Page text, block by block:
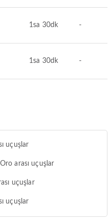
1sa 30dk -
1sa 30dk -
uçuşlar
arası uçuşlar
uçuşlar
uçuşlar